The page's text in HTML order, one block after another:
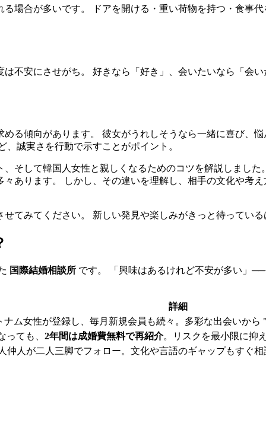
場合が多いです。 ドアを開ける・重い荷物を持つ・食事
不安にさせがち。 好きなら「好き」、会いたいなら「会
る傾向があります。 彼女がうれしそうなら一緒に喜び、
誠実さを行動で示すことがポイント。
そして韓国人女性と親しくなるためのコツを解説しまし
あります。 しかし、その違いを理解し、相手の文化や考
てみてください。 新しい発見や楽しみがきっと待ってい
国際結婚相談所 です。 「興味はあるけれど不安が多い」
詳細
ム女性が登録し、毎月新規会員も続々。多彩な出会いから
っても、 2年間は成婚費無料で再紹介。リスクを最小限に抑
仲人が二人三脚でフォロー。文化や言語のギャップもすぐ